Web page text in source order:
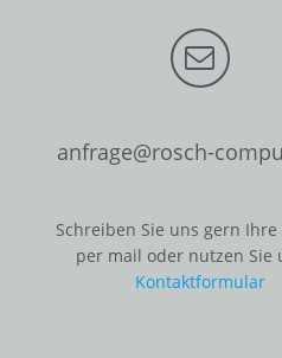
anfrage@rosch-
Schreiben Sie uns gern Ihre
per mail oder nutzen Sie
Kontaktformular